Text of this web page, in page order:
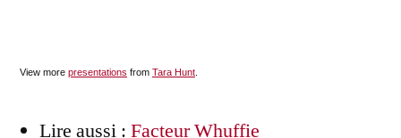
View more presentations from Tara Hunt
Lire aussi : Facteur Whuffie